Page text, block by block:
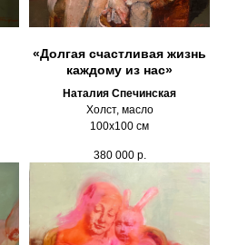
«Долгая счастливая жизнь
каждому из нас»
Наталия Спечинская
Холст, масло
100х100 см
380 000 р.